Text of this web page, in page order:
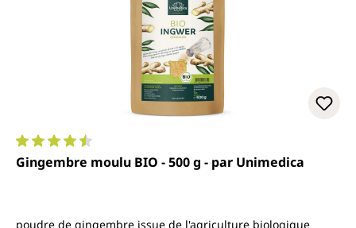
Note moyenne de 4.6 sur 5 étoiles
Gingembre moulu BIO - 500 g - par Unimedica
poudre de gingembre issue de l'agriculture biologique